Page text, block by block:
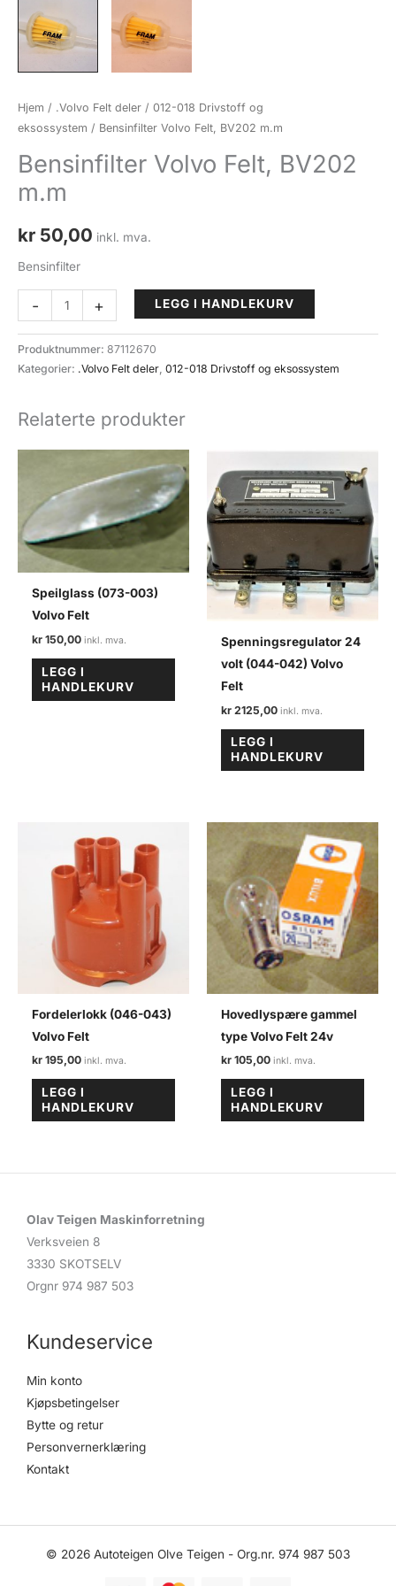
Hjem / .Volvo Felt deler / 012-018 Drivstoff og
eksossystem / Bensinfilter Volvo Felt, BV202 m.m
Bensinfilter Volvo Felt, BV202
m.m
kr 50,00 inkl. mva.
Bensinfilter
-
Bensinfilter
Volvo
Felt,
BV202
antall
+ LEGG I HANDLEKURV
Produktnummer: 87112670
Kategorier: .Volvo Felt deler, 012-018 Drivstoff og eksossystem
Relaterte produkter
Speilglass (073-003)
Volvo Felt
kr 150,00
LEGG I
HANDLEKURV
Spenningsregulator 24
volt (044-042) Volvo
Felt
kr 2125,00
LEGG I
HANDLEKURV
Fordelerlokk (046-043)
Volvo Felt
kr 195,00
LEGG I
HANDLEKURV
Hovedlyspære gammel
type Volvo Felt 24v
kr 105,00
LEGG I
HANDLEKURV
Olav Teigen Maskinforretning
Verksveien 8
3330 SKOTSELV
Orgnr 974 987 503
Kundeservice
Min konto
Kjøpsbetingelser
Bytte og retur
Personvernerklæring
Kontakt
© 2026 Autoteigen Olve Teigen - Org.nr. 974 987 503